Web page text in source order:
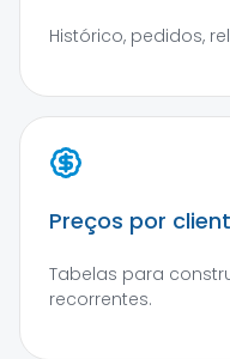
Histórico, pedidos,
Preços por
Tabelas para
recorrentes.